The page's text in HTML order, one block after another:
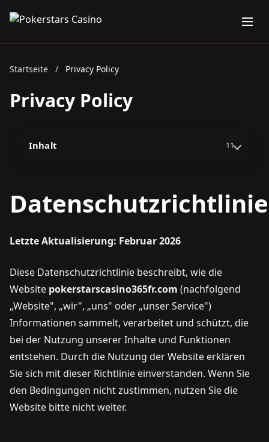
Startseite / Privacy Policy
Privacy Policy
Inhalt 11
Datenschutzrichtlinie
Letzte Aktualisierung: Februar 2026
Diese Datenschutzrichtlinie beschreibt, wie die
Website pokerstarscasino365fr.com (nachfolgend
„Website", „wir", „uns" oder „unser Service")
Informationen sammelt, verarbeitet und schützt, die
bei der Nutzung unserer Inhalte und Funktionen
entstehen. Durch die Nutzung der Website erklären
Sie sich mit dieser Richtlinie einverstanden. Wenn Sie
den Bedingungen nicht zustimmen, nutzen Sie die
Website bitte nicht weiter.